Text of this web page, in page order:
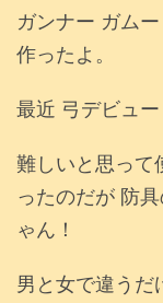
ガンナー ガム
作ったよ。
最近 弓デビュー
難しいと思って
ったのだが 防
ゃん！
男と女で違うだ